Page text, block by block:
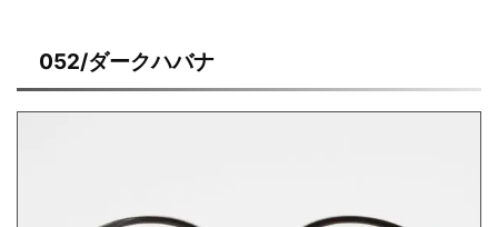
052/ダークハバナ